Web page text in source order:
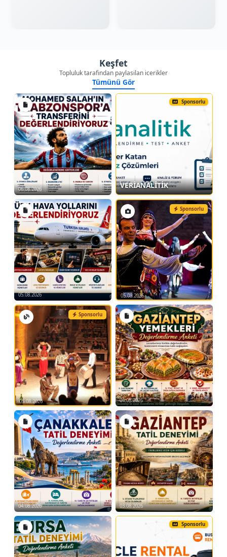
Keşfet
Topluluk tarafindan paylasilan icerikler
Tümünü Gör
06.08.2026
Sponsorlu
VERİANALİTİK
05.08.2026
Sponsorlu
05.08.2026
Sponsorlu
05.08.2026 04.08.2026
04.08.2026 03.08.2026
Sponsorlu